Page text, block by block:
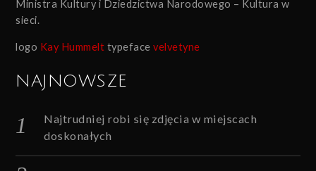
Ministra Kultury i Dziedzictwa Narodowego – Kultura w
sieci.
logo Kay Hummelt typefacevelvetyne
NAJNOWSZE
Najtrudniej robi się zdjęcia w miejscach
doskonałych